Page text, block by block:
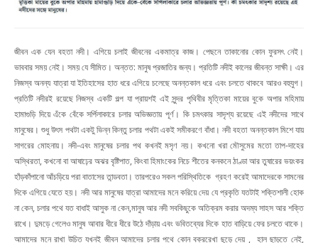
জীবন এক যেন বহতা নদী। এগিয়ে চলাই জীবনের একমাত্র কাজ। পেছনে তাকানোর কোন ফুরসৎ নেই।
ভাববার সময় নেই। সময় যে সীমিত। অন্তত: মানুষ প্রজাতির জন্য। প্রতিটি নদীই কালের জীবন্ত সাক্ষী। এর
নিজস্ব অনন্য যাত্রা যা ইতিহাসের হাত ধরে এগিয়ে চলেছে অনন্তকাল ধরে এবং চলতে থাকবে আরও বহুযুগ।
প্রতিটি নদীরই রয়েছে নিজস্ব একটি গল্প যা প্রায়শই এই সুন্দর পৃথিবীর মৃত্তিকা মায়ের বুকে অপার মহিমায়
হামাগুড়ি দিয়ে এঁকে বেঁকে সর্পিলাকারে চলার অভিজ্ঞতায় পূর্ণ। কি চমৎকার সাদৃশ্য রয়েছে এই নদীদের সাথে
মানুষের। শুধু উৎস পথটা একটু ভিন্ন কিন্তু চলার পথটা একই সমীকরণে বাঁধা। নদী বহতা অনন্তকাল মিশে যায়
সাগরের মোহনায়। নদী-এবং মানুষের চলার পথ কখনই মসৃণ নয়। কখনো খরা মৌসুমের মতো তাপ-দাহের
অস্থিরতা, কখনো বা আষাঢ়ের অঝর বৃষ্টিপাত, কিংবা হিমাংকের নিচে শীতের কনকনে ঠাণ্ডা আর তুষারের ভয়ংকর
হাঁড়কাঁপানো আঁচড়িয়ে পরা বাতাসের তান্ডবতা। তারপরেও সকল পরিস্থিতিকে গ্রহণ করেই আমাদেরকে সামনের
দিকে এগিয়ে যেতে হয়। নদী আর মানুষের যাত্রা আমাদের মনে করিয়ে দেয় যে প্রকৃতি যতটাই শক্তিশালী হোক
না কেন, চলার পথে যত বাধাই আসুক না কেন,মানুষ আর নদী সবকিছুকে অতিক্রম করার অদম্য সাহস আর শক্তি
রাখে। দুমড়ে গেলেও মানুষ আবার ধীরে ধীরে উঠে দাঁড়ায় এবং ভবিতব্যের দিকে হাত বাড়িয়ে ফের চলতে থাকে।
আমাদের মনে রাখা উচিত যখনই জীবন আমাদের চলার পথে কোন বক্ররেখা ছুড়ে দেয় , হাল ছাড়তে নেই,